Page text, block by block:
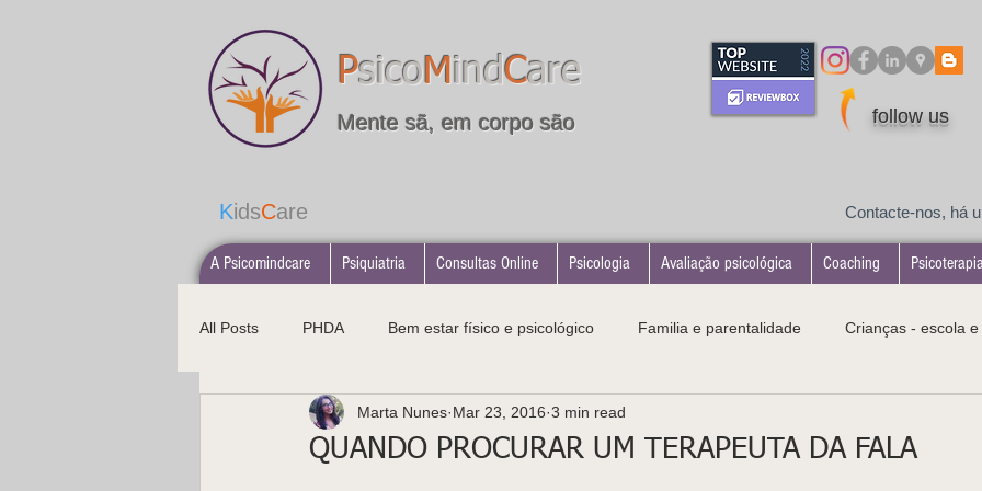
PsicoMindCare
Mente sã, em corpo são follow us
KidsCare Contacte-nos, há
A Psicomindcare Psiquiatria Consultas Online Psicologia Avaliação psicológica Coaching
All Posts PHDA Bem estar físico e psicológico Familia e parentalidade Crianças - escola
Alimentação saudável Psicopatologias Desenvolvimento infantil
QUANDO PROCURAR UM TERAPEUTA DA FALA
Marta Nunes Mar 23, 2016 3 min read